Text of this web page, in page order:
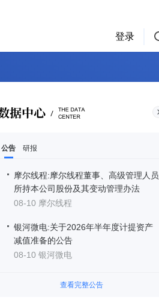
登录
公告 研报
摩尔线程:摩尔线程董事、高级管理人员
所持本公司股份及其变动管理办法
08-10 摩尔线程
银河微电:关于2026年半年度计提资产
减值准备的公告
08-10 银河微电
查看完整公告